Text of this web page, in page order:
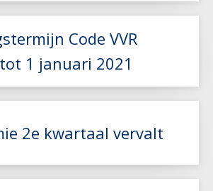
Code VVR
1 januari 2021
2e kwartaal vervalt